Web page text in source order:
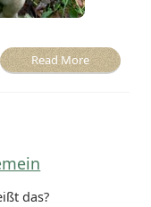
Read More
das?